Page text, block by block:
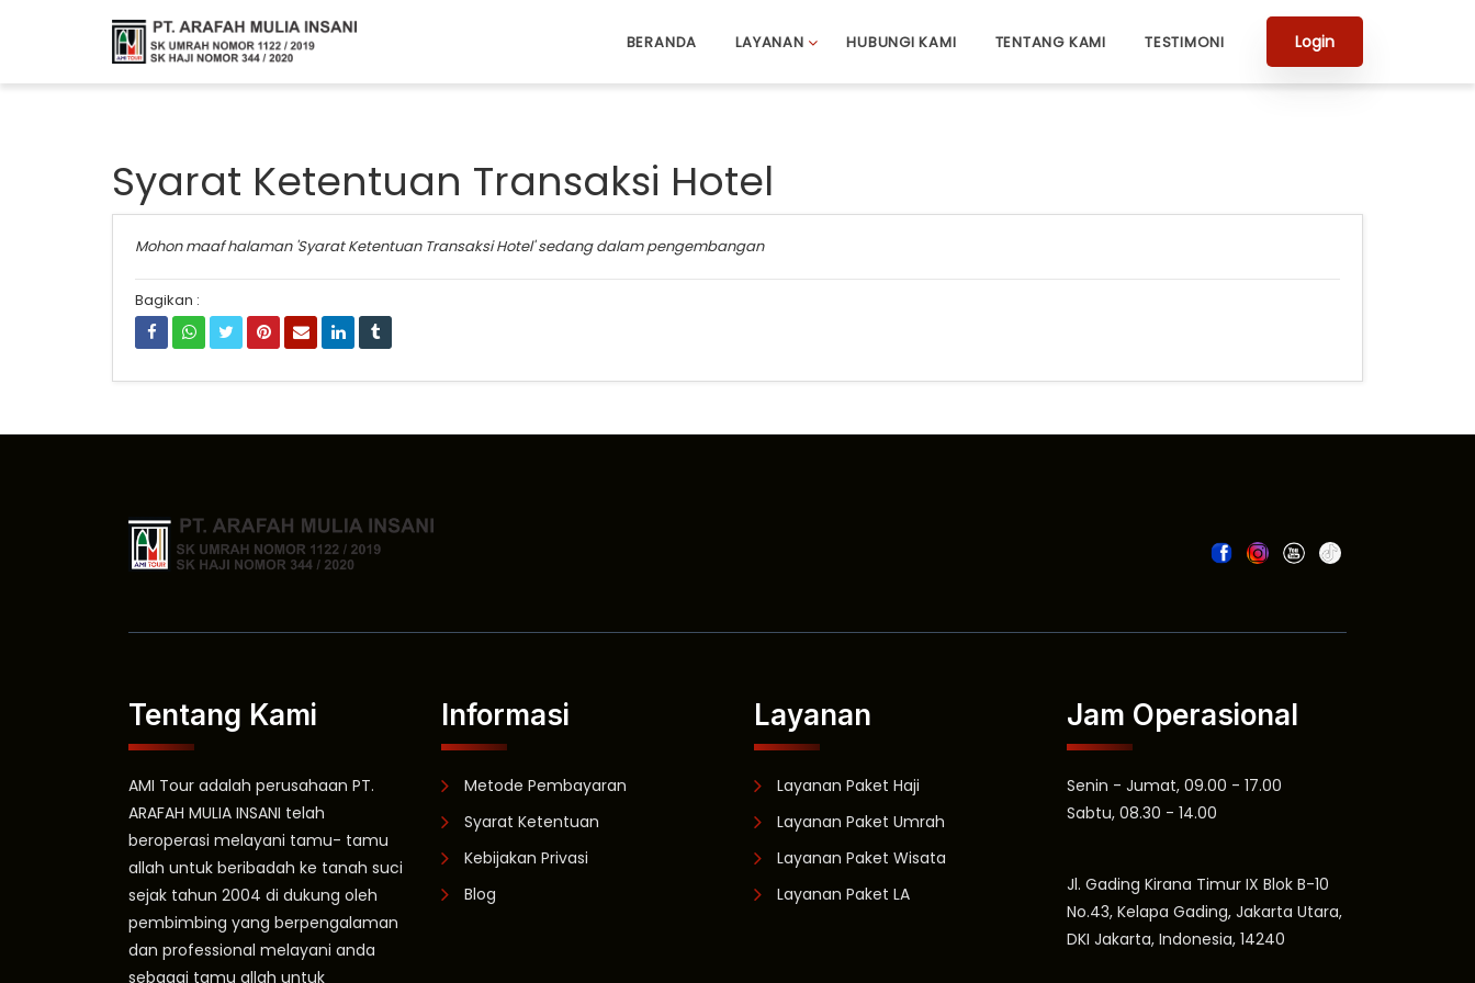
BERANDA LAYANAN HUBUNGI KAMI TENTANG KAMI TESTIMONI Login
Syarat Ketentuan Transaksi Hotel
Mohon maaf halaman 'Syarat Ketentuan Transaksi Hotel' sedang dalam pengembangan
Bagikan :
Tentang Kami
AMI Tour adalah perusahaan PT.
ARAFAH MULIA INSANI telah
beroperasi melayani tamu- tamu
allah untuk beribadah ke tanah suci
sejak tahun 2004 di dukung oleh
pembimbing yang berpengalaman
dan professional melayani anda
sebagai tamu allah untuk
Informasi
Metode Pembayaran
Syarat Ketentuan
Kebijakan Privasi
Blog
Layanan
Layanan Paket Haji
Layanan Paket Umrah
Layanan Paket Wisata
Layanan Paket LA
Jam Operasional
Senin - Jumat, 09.00 - 17.00
Sabtu, 08.30 - 14.00
Jl. Gading Kirana Timur IX Blok B-10
No.43, Kelapa Gading, Jakarta Utara,
DKI Jakarta, Indonesia, 14240